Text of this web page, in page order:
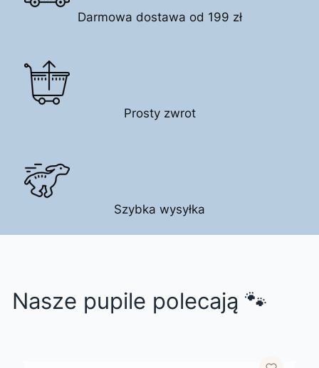
Darmowa dostawa od 199 zł
Prosty zwrot
Szybka wysyłka
Nasze pupile polecają 🐾